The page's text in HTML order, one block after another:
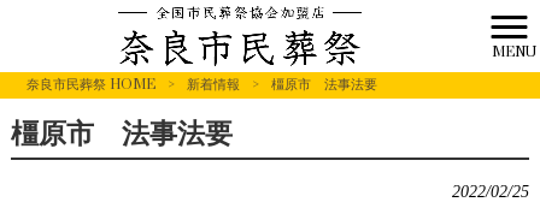
MENU
奈良市民葬祭 HOME
> 新着情報 > 橿原市 法事法要
橿原市 法事法要
2022/02/25